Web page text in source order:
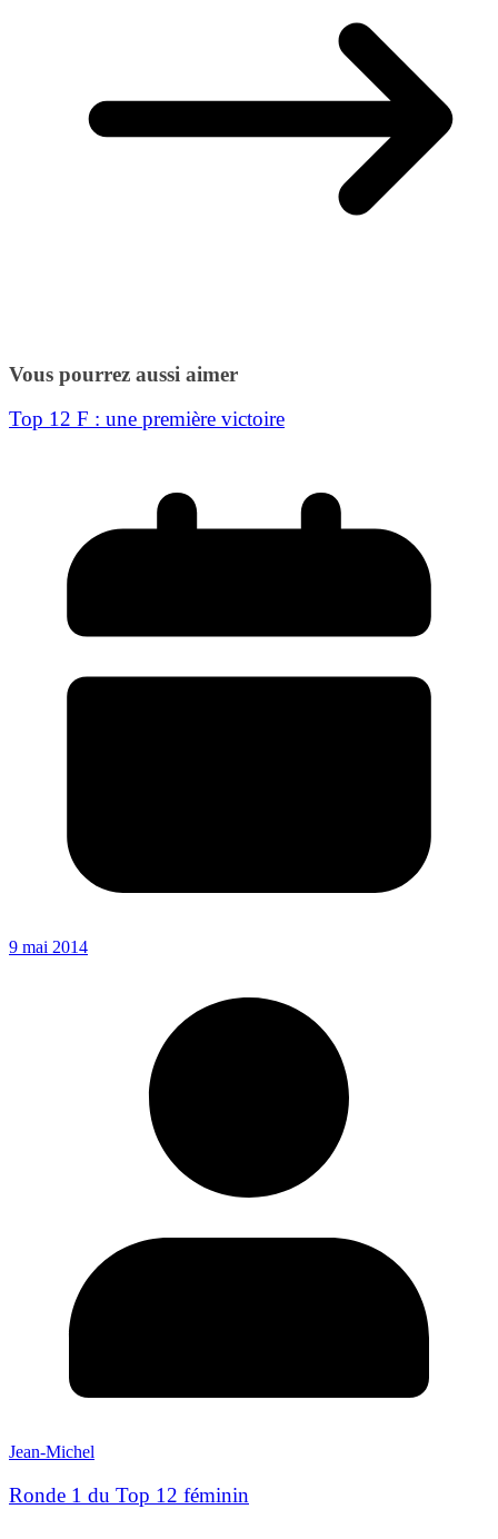
Vous pourrez aussi aimer
Top 12 F : une première victoire
9 mai 2014
Jean-Michel
Ronde 1 du Top 12 féminin